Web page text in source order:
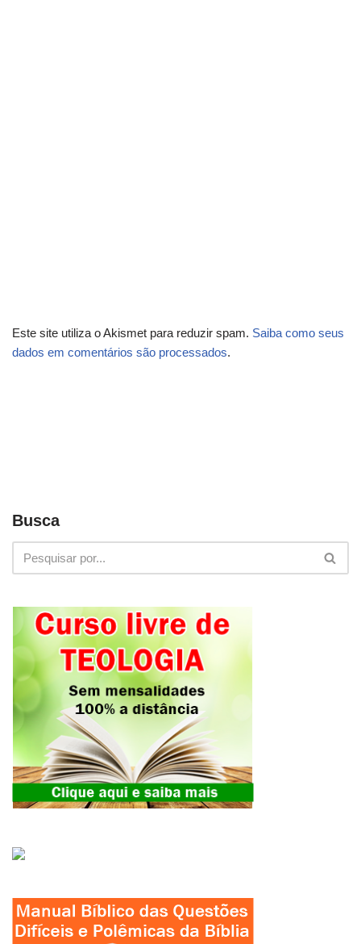
Este site utiliza o Akismet para reduzir spam. Saiba como seus
dados em comentários são processados.
Busca